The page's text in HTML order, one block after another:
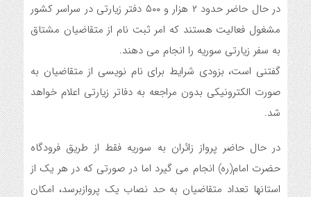
در حال حاضر حدود ۲ هزار و ۵۰۰ دفتر زیارتی در سراسر کشور
مشغول فعالیت هستند که امر ثبت نام از متقاضیان مشتاق
به سفر زیارتی سوریه را انجام می دهند.
گفتنی است، بزودی شرایط برای نام نویسی از متقاضیان به
صورت الکترونیکی بدون مراجعه به دفاتر زیارتی اعلام خواهد
شد.
در حال حاضر پرواز زائران به سوریه فقط از طریق فرودگاه
حضرت امام(ره) انجام می گیرد اما در صورتی که در هر یک از
استانها تعداد متقاضیان به حد نصاب یک پروازبرسد، امکان